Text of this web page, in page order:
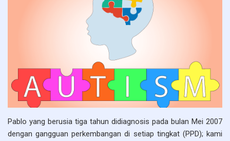
Pablo yang berusia tiga tahun didiagnosis pada bulan Mei 2007
dengan gangguan perkembangan di setiap tingkat (PPD); kami